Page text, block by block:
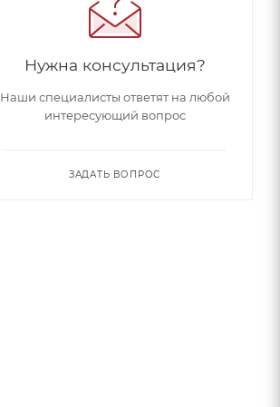
Нужна консультация?
Наши специалисты ответят на любой
интересующий вопрос
ЗАДАТЬ ВОПРОС